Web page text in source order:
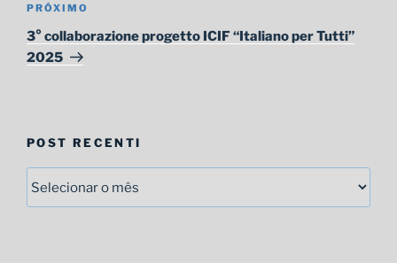
Próximo
post
PRÓXIMO
3° collaborazione progetto ICIF “Italiano per Tutti”
2025
POST RECENTI
recenti